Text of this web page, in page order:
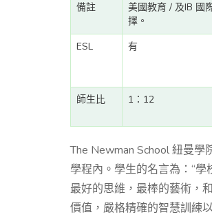
備註
美國教育 / 及IB 國
擇。
ESL
有
師生比 1：12
The Newman School 紐曼
學程內。學生的名言為：“
最好的思維，最棒的藝術，
價值，嚴格精確的智慧訓練